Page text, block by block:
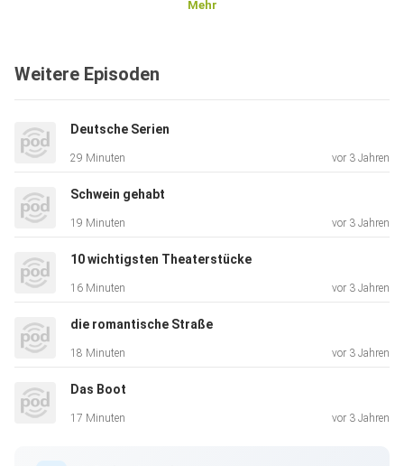
Mehr
Weitere Episoden
Deutsche Serien
29 Minuten vor 3 Jahren
Schwein gehabt
19 Minuten vor 3 Jahren
10 wichtigsten Theaterstücke
16 Minuten vor 3 Jahren
die romantische Straße
18 Minuten vor 3 Jahren
Das Boot
17 Minuten vor 3 Jahren